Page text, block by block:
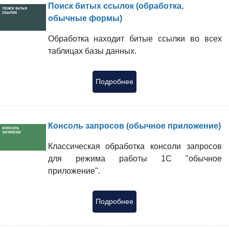
Поиск битых ссылок (обработка,
обычные формы)
Обработка находит битые ссылки во всех
таблицах базы данных.
Подробнее
Консоль запросов (обычное приложение)
Классическая обработка консоли запросов
для режима работы 1С "обычное
приложение".
Подробнее